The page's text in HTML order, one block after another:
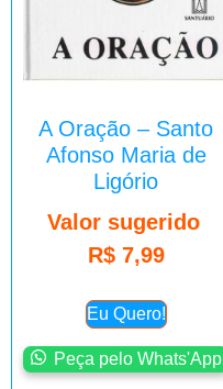
A Oração – Santo
Afonso Maria de
Ligório
Valor sugerido
R$7,99
Eu Quero!
Peça pelo Whats'App